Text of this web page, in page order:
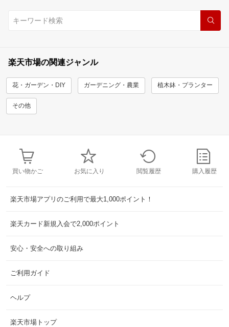
楽天市場の関連ジャンル
花・ガーデン・DIY ガーデニング・農業 植木鉢・プランター
その他
買い物かご お気に入り 閲覧履歴 購入履歴
楽天市場アプリのご利用で最大1,000ポイント！
楽天カード新規入会で2,000ポイント
安心・安全への取り組み
ご利用ガイド
ヘルプ
楽天市場トップ